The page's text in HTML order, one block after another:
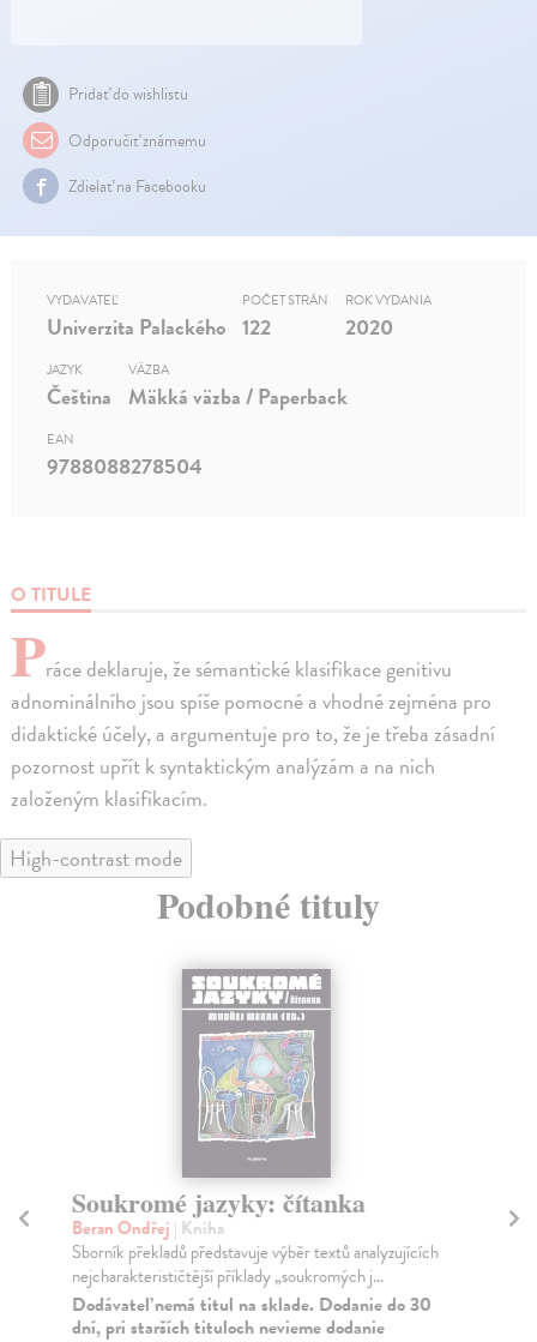
Pridať do wishlistu
Odporučiť známemu
Zdielať na Facebooku
O TITULE
Práce deklaruje, že sémantické klasifikace genitivu
adnominálního jsou spíše pomocné a vhodné zejména pro
didaktické účely, a argumentuje pro to, že je třeba zásadní
pozornost upřít k syntaktickým analýzám a na nich
založeným klasifikacím.
VYDAVATEĽ
Univerzita Palackého
POČET STRÁN
122
ROK VYDANIA
2020
JAZYK
Čeština
VÄZBA
Mäkká väzba / Paperback
EAN
9788088278504
High-contrast mode
Podobné tituly
Soukromé jazyky: čítanka
Beran Ondřej | Kniha
Sborník překladů představuje výběr textů analyzujících
nejcharakterističtější příklady „soukromých j...
Dodávateľ nemá titul na sklade. Dodanie do 30
dní, pri starších tituloch nevieme dodanie